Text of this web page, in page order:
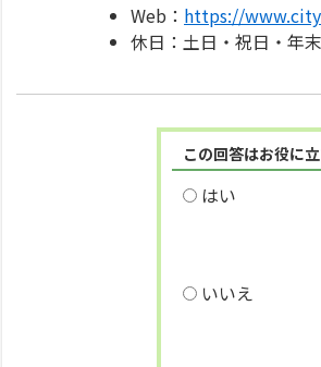
Web： https://
休日：土日・祝日・年
この回答はお役に
はい
いいえ